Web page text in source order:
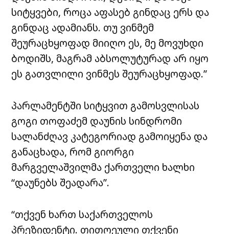
სიტყვები, როცა აფასებ გინდაც ერს და
გინდაც ადამიანს. თუ ვინმემ
შეურაცხყოფად მიიღო ეს, მე მოვუხდი
ბოდიშს, მაგრამ აბსოლუტურად არ იყო
ეს გათვლილი ვინმეს შეურაცხყოფად.”
პარლამენტში სიტყვით გამოსვლისას
გოგი თოფაძემ დაუნის სინდრომი
სალანძღავ კატეგორიად გამოიყენა და
განაცხადა, რომ გიორგი
მარგველაშვილმა ქართველი ხალხი
“დაუნებს შეადარა”.
“თქვენ ხართ საქართველოს
პრეზიდენტი. თითოეული თქვენი